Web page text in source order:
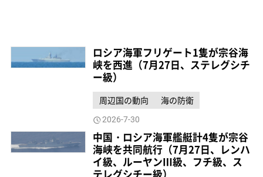
ロシア海軍フリゲート1隻が宗谷海
峡を西進（7月27日、ステレグシチ
ー級）
周辺国の動向 海の防衛
2026-7-30
中国・ロシア海軍艦艇計4隻が宗谷
海峡を共同航行（7月27日、レンハ
イ級、ルーヤンⅢ級、フチ級、ス
テレグシチー級）